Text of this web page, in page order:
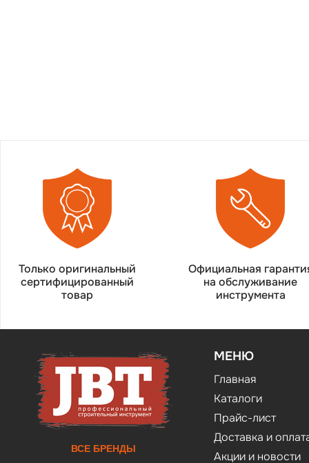
Только оригинальный
сертифицированный
товар
Официальная
на обслуживание
инструмента
ВСЕ БРЕНДЫ
МЕНЮ
Главная
Каталоги
Прайс-лист
Доставка и
Акции и новости